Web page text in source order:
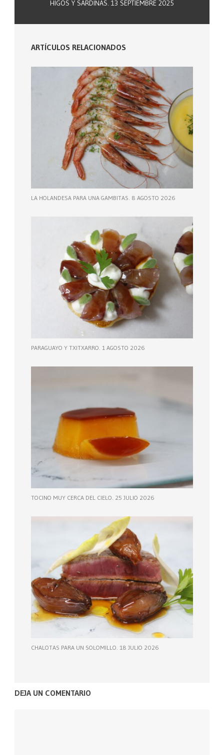
HIGOS Y SARDINAS. 13 SEPTIEMBRE 2025
ARTÍCULOS RELACIONADOS
LA HOLANDESA PARA UNA GAMBITAS. 8 AGOSTO 2026
PARAGUAYO Y TXITXARRO. 1 AGOSTO 2026
TOCINO MUY CERCA DEL CIELO. 25 JULIO 2026
CHALOTAS PARA UN SOLOMILLO. 18 JULIO 2026
DEJA UN COMENTARIO